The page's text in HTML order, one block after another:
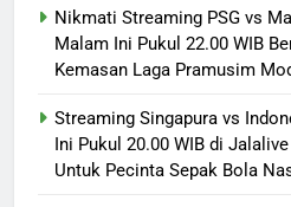
Nikmati Streaming PSG vs
Malam Ini Pukul 22.00 WIB
Kemasan Laga Pramusim
Streaming Singapura vs
Ini Pukul 20.00 WIB di
Untuk Pecinta Sepak Bola